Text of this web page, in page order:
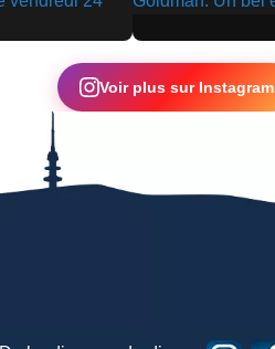
▶
Voir plus sur Instagram